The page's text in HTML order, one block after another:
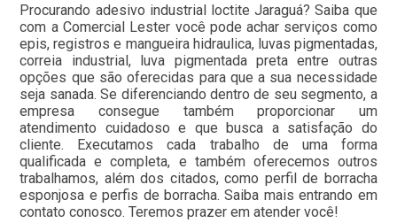
Procurando adesivo industrial loctite Jaraguá? Saiba que
com a Comercial Lester você pode achar serviços como
epis, registros e mangueira hidraulica, luvas pigmentadas,
correia industrial, luva pigmentada preta entre outras
opções que são oferecidas para que a sua necessidade
seja sanada. Se diferenciando dentro de seu segmento, a
empresa consegue também proporcionar um
atendimento cuidadoso e que busca a satisfação do
cliente. Executamos cada trabalho de uma forma
qualificada e completa, e também oferecemos outros
trabalhamos, além dos citados, como perfil de borracha
esponjosa e perfis de borracha. Saiba mais entrando em
contato conosco. Teremos prazer em atender você!